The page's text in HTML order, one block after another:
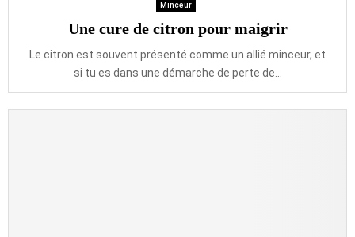
Minceur
Une cure de citron pour maigrir
Le citron est souvent présenté comme un allié minceur, et
si tu es dans une démarche de perte de...